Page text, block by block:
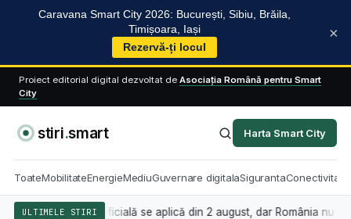
Caravana Smart City 2026: București, Sibiu, Brăila,
Timișoara, Iași
Rezervă-ți locul
×
Proiect editorial digital dezvoltat de Asociația Română pentru Smart
City
stiri.smart Harta Smart City
ToateMobilitateEnergieMediuGuvernare digitalaSigurantaConectivitate
ULTIMELE STIRI
inteligența artificială se aplică din 2 august, dar România nu are